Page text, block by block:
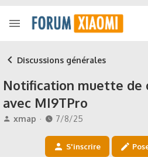
Discussions générales
Notification muette de
avec MI9TPro
A
xmap
D
e
7/8/25
S'inscrire